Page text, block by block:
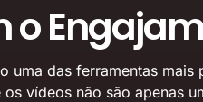
das ferramentas mais
vídeos não são apenas